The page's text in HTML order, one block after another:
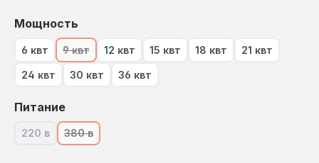
Выберите
Мощность
6 квт 9 квт(В настоящее время эта опция недоступна.)
12 квт 15 квт 18 квт 21 квт
24 квт 30 квт 36 квт
Выберите
Питание
220 в(В настоящее время эта опция недоступна.)
380 в(В настоящее время эта опция недоступна.)